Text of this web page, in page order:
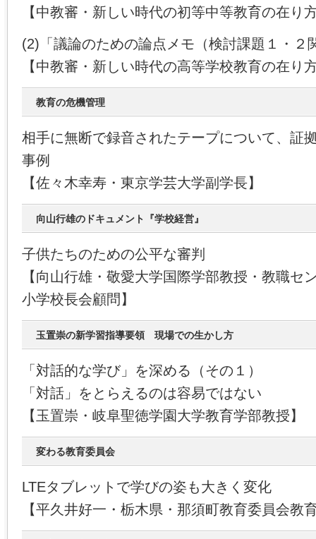
【中教審・新しい時代の初等中等教育の在り
(2)「議論のための論点メモ（検討課題１・２
【中教審・新しい時代の高等学校教育の在り
教育の危機管理
相手に無断で録音されたテープについて、証
事例
【佐々木幸寿・東京学芸大学副学長】
向山行雄のドキュメント『学校経営』
子供たちのための公平な審判
【向山行雄・敬愛大学国際学部教授・教職セ
小学校長会顧問】
玉置崇の新学習指導要領 現場での生かし方
「対話的な学び」を深める（その１）
「対話」をとらえるのは容易ではない
【玉置崇・岐阜聖徳学園大学教育学部教授】
変わる教育委員会
LTEタブレットで学びの姿も大きく変化
【平久井好一・栃木県・那須町教育委員会教